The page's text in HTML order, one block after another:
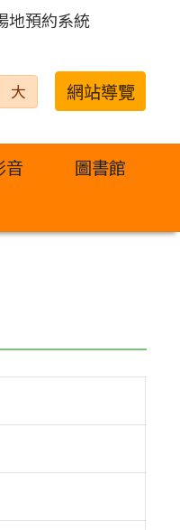
地預約系統
大 網站導覽
音
圖書館